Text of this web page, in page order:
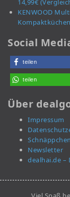
14,99€
KENWOOD
Social
teilen
teilen
Über
Impressum
Newsletter
dealhai.de –